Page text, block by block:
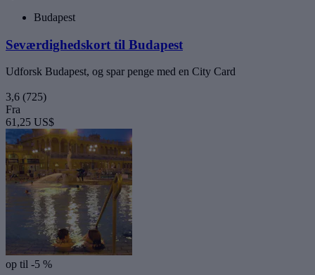
Budapest
Seværdighedskort til Budapest
Udforsk Budapest, og spar penge med en City Card
3,6 (725)
Fra
61,25 US$
op til -5 %